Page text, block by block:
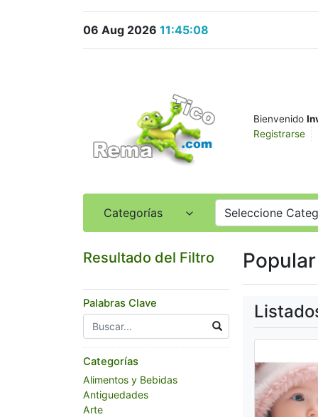
06 Aug 2026 11:45:09
Bienvenido
Registrarse
Categorías Seleccione
Resultado del Filtro
Palabras Clave
Categorías
Alimentos y Bebidas
Antiguedades
Arte